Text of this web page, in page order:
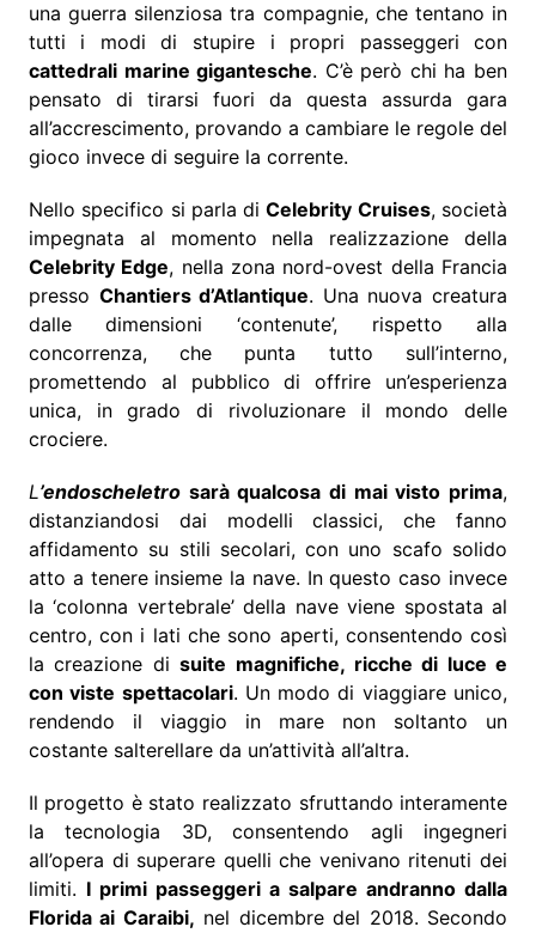
una guerra silenziosa tra compagnie, che tentano in
tutti i modi di stupire i propri passeggeri con
cattedrali marine gigantesche. C’è però chi ha ben
pensato di tirarsi fuori da questa assurda gara
all’accrescimento, provando a cambiare le regole del
gioco invece di seguire la corrente.
Nello specifico si parla diCelebrity Cruises, società
impegnata al momento nella realizzazione della
Celebrity Edge, nella zona nord-ovest della Francia
presso Chantiers d’Atlantique. Una nuova creatura
dalle dimensioni ‘contenute’, rispetto alla
concorrenza, che punta tutto sull’interno,
promettendo al pubblico di offrire un’esperienza
unica, in grado di rivoluzionare il mondo delle
crociere.
L’endoscheletrosarà qualcosa di mai visto prima,
distanziandosi dai modelli classici, che fanno
affidamento su stili secolari, con uno scafo solido
atto a tenere insieme la nave. In questo caso invece
la ‘colonna vertebrale’ della nave viene spostata al
centro, con i lati che sono aperti, consentendo così
la creazione disuite magnifiche, ricche di luce e
con viste spettacolari. Un modo di viaggiare unico,
rendendo il viaggio in mare non soltanto un
costante salterellare da un’attività all’altra.
Il progetto è stato realizzato sfruttando interamente
la tecnologia 3D, consentendo agli ingegneri
all’opera di superare quelli che venivano ritenuti dei
limiti. I primi passeggeri a salpare andranno dalla
Florida ai Caraibi, nel dicembre del 2018. Secondo